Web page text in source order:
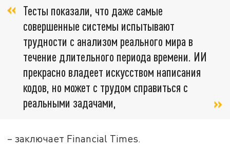
Тесты показали, что даже самые
совершенные системы испытывают
трудности с анализом реального мира в
течение длительного периода времени. ИИ
прекрасно владеет искусством написания
кодов, но может с трудом справиться с
реальными задачами,
– заключает Financial Times.